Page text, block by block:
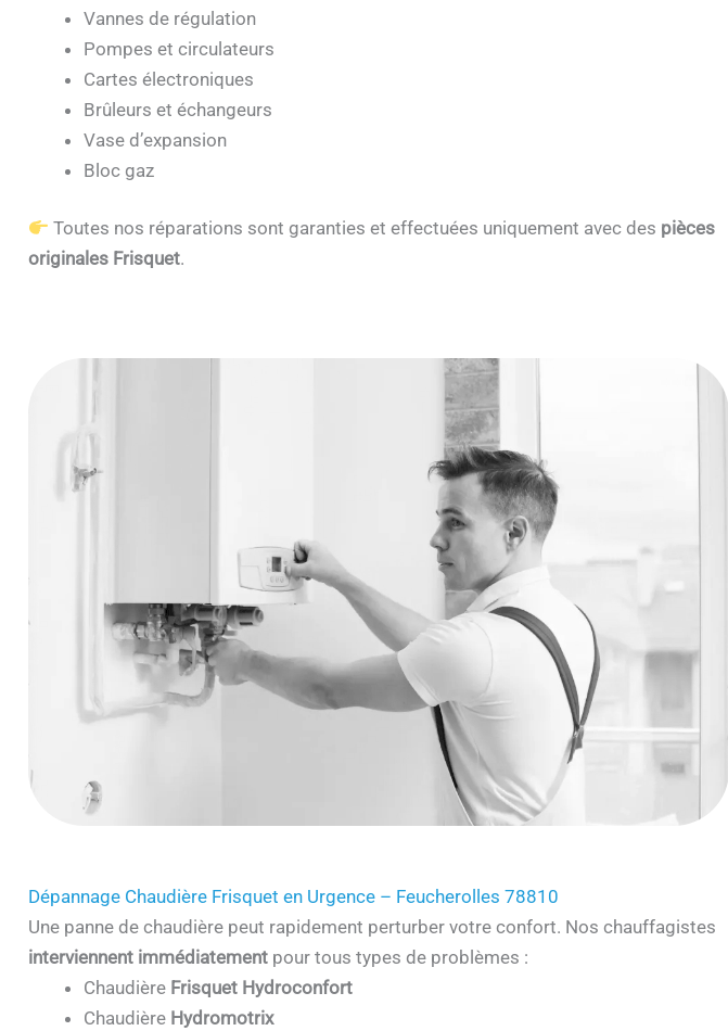
Vannes de régulation
Pompes et circulateurs
Cartes électroniques
Brûleurs et échangeurs
Vase d’expansion
Bloc gaz
Toutes nos réparations sont garanties et effectuées uniquement avec des pièces
originales Frisquet.
Dépannage Chaudière Frisquet en Urgence – Feucherolles 78810
Une panne de chaudière peut rapidement perturber votre confort. Nos chauffagistes
interviennent immédiatementpour tous types de problèmes :
Chaudière Frisquet Hydroconfort
Chaudière Hydromotrix